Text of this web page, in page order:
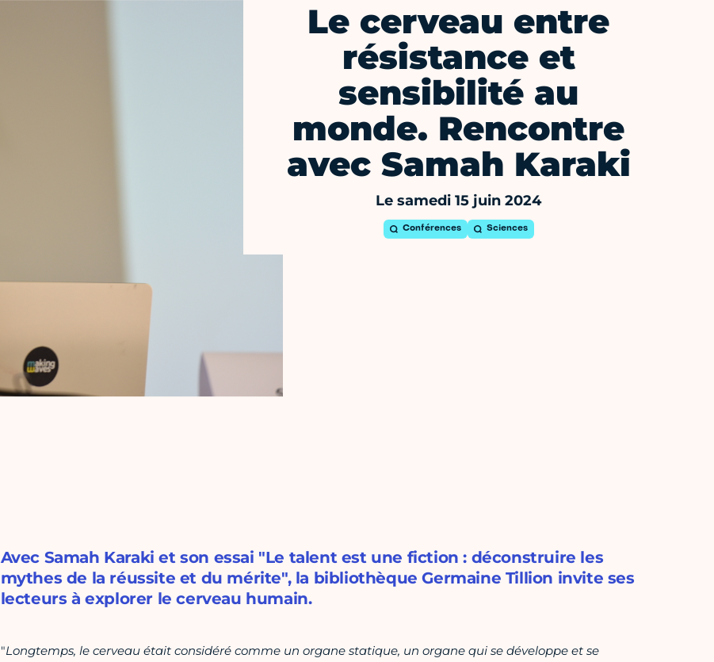
Le cerveau entre
résistance et
sensibilité au
monde. Rencontre
avec Samah Karaki
Le samedi 15 juin 2024
Conférences Sciences
Avec Samah Karaki et son essai "Le talent est une fiction : déconstruire les
mythes de la réussite et du mérite", la bibliothèque Germaine Tillion invite ses
lecteurs à explorer le cerveau humain.
"Longtemps, le cerveau était considéré comme un organe statique, un organe qui se développe et se